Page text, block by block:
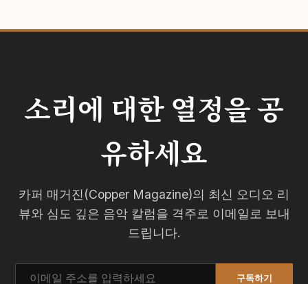
소리에 대한 열정을 공
유하세요
카퍼 매거진(Copper Magazine)의 최신 오디오 리
뷰와 심도 깊은 음악 칼럼을 격주로 이메일로 보내
드립니다.
구독하기